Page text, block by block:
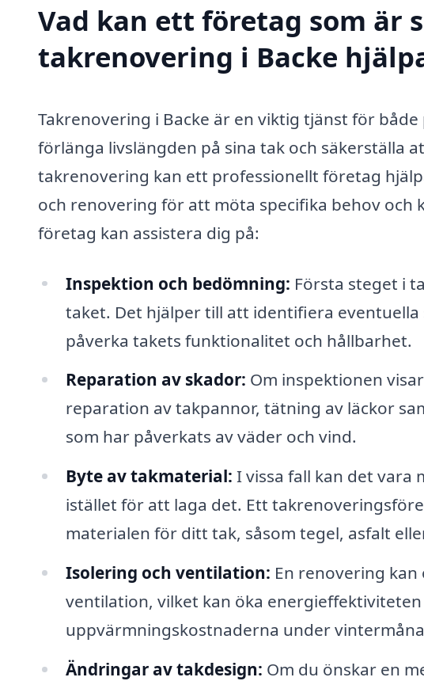
Vad kan ett företag som är
takrenovering i Backe
Takrenovering i Backe är en viktig tjänst för
förlänga livslängden på sina tak och säkerställa
takrenovering kan ett professionellt företag
och renovering för att möta specifika behov och
företag kan assistera dig på:
Inspektion och bedömning: Första steget i
taket. Det hjälper till att identifiera eventuella
påverka takets funktionalitet och hållbarhet.
Reparation av skador: Om inspektionen
reparation av takpannor, tätning av läckor
som har påverkats av väder och vind.
Byte av takmaterial: I vissa fall kan det
istället för att laga det. Ett
materialen för ditt tak, såsom tegel, asfalt
Isolering och ventilation: En renovering
ventilation, vilket kan öka
uppvärmningskostnaderna under
Ändringar av takdesign: Om du önskar en